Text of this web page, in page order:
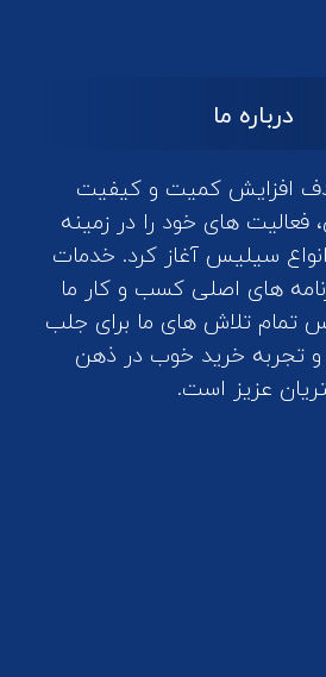
درباره ما
افزایش کمیت و کیفیت
های خود را در زمینه
سیلیس آغاز کرد. خدمات
های اصلی کسب و کار ما
تمام تلاش های ما برای جلب
تجربه خرید خوب در ذهن
عزیز است.